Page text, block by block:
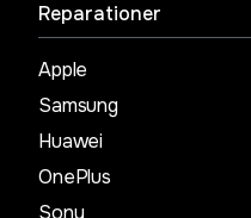
Reparationer
Apple
Samsung
Huawei
OnePlus
Sony